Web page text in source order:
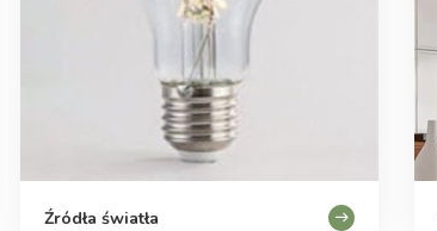
Źródła światła